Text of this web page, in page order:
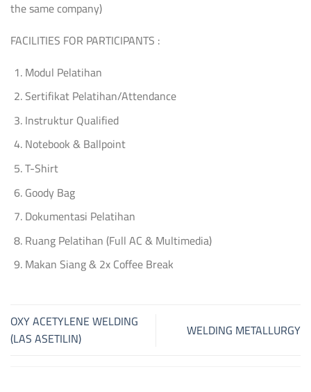
the same company)
FACILITIES FOR PARTICIPANTS :
Modul Pelatihan
Sertifikat Pelatihan/Attendance
Instruktur Qualified
Notebook & Ballpoint
T-Shirt
Goody Bag
Dokumentasi Pelatihan
Ruang Pelatihan (Full AC & Multimedia)
Makan Siang & 2x Coffee Break
OXY ACETYLENE WELDING
(LAS ASETILIN)
WELDING METALLURGY